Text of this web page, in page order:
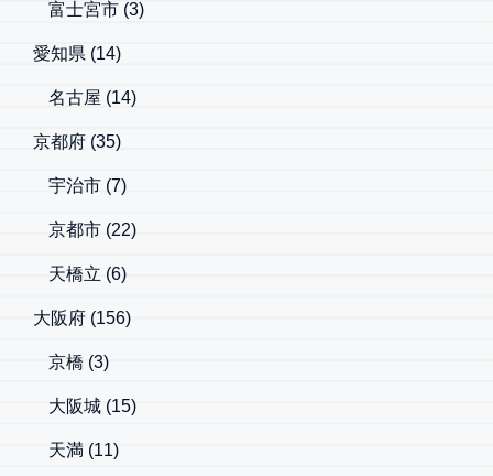
富士宮市 (3)
愛知県 (14)
名古屋 (14)
京都府 (35)
宇治市 (7)
京都市 (22)
天橋立 (6)
大阪府 (156)
京橋 (3)
大阪城 (15)
天満 (11)